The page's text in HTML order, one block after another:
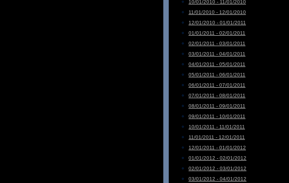
10/01/2010 - 11/01/2010
11/01/2010 - 12/01/2010
12/01/2010 - 01/01/2011
01/01/2011 - 02/01/2011
02/01/2011 - 03/01/2011
03/01/2011 - 04/01/2011
04/01/2011 - 05/01/2011
05/01/2011 - 06/01/2011
06/01/2011 - 07/01/2011
07/01/2011 - 08/01/2011
08/01/2011 - 09/01/2011
09/01/2011 - 10/01/2011
10/01/2011 - 11/01/2011
11/01/2011 - 12/01/2011
12/01/2011 - 01/01/2012
01/01/2012 - 02/01/2012
02/01/2012 - 03/01/2012
03/01/2012 - 04/01/2012